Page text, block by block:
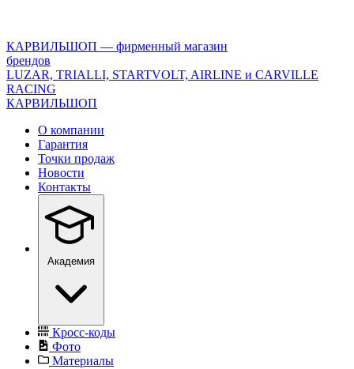
version="1.0"
encoding="utf-
8"?
>
КАРВИЛЬШОП — фирменный магазин
брендов
LUZAR, TRIALLI, STARTVOLT, AIRLINE и CARVILLE
RACING
КАРВИЛЬШОП
О компании
Гарантия
Точки продаж
Новости
Контакты
Академия
Кросс-коды
Фото
Материалы